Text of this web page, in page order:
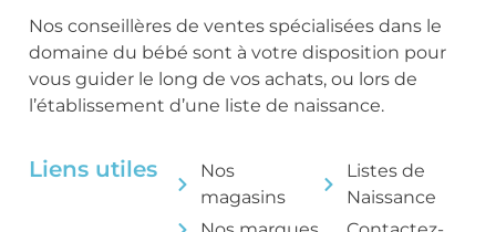
Nos conseillères de ventes spécialisées dans le
domaine du bébé sont à votre disposition pour
vous guider le long de vos achats, ou lors de
l’établissement d’une liste de naissance.
Liens utiles
Nos
magasins
Listes de
Naissance